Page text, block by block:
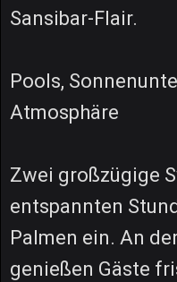
Sansibar-Flair.
Pools,
Atmosphäre
Zwei großzügige
entspannten
Palmen ein. An
genießen Gäste